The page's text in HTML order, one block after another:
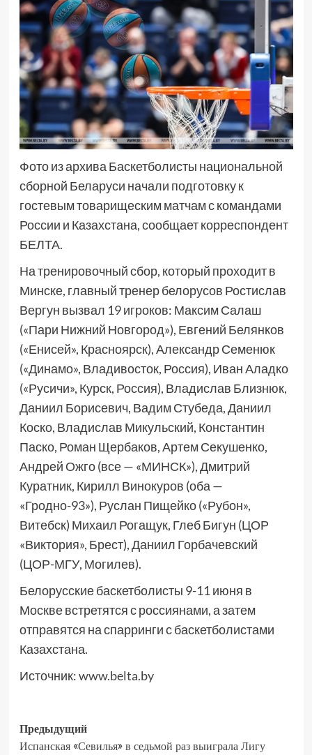
Фото из архива Баскетболисты национальной
сборной Беларуси начали подготовку к
гостевым товарищеским матчам с командами
России и Казахстана, сообщает корреспондент
БЕЛТА.
На тренировочный сбор, который проходит в
Минске, главный тренер белорусов Ростислав
Вергун вызвал 19 игроков: Максим Салаш
(«Пари Нижний Новгород»), Евгений Белянков
(«Енисей», Красноярск), Александр Семенюк
(«Динамо», Владивосток, Россия), Иван Аладко
(«Русичи», Курск, Россия), Владислав Близнюк,
Даниил Борисевич, Вадим Стубеда, Даниил
Коско, Владислав Микульский, Константин
Паско, Роман Щербаков, Артем Секушенко,
Андрей Ожго (все — «МИНСК»), Дмитрий
Куратник, Кирилл Винокуров (оба —
«Гродно-93»), Руслан Пищейко («Рубон»,
Витебск) Михаил Рогащук, Глеб Бигун (ЦОР
«Виктория», Брест), Даниил Горбачевский
(ЦОР-МГУ, Могилев).
Белорусские баскетболисты 9-11 июня в
Москве встретятся с россиянами, а затем
отправятся на спарринги с баскетболистами
Казахстана.
Источник:www.belta.by
Предыдущий
Испанская «Севилья» в седьмой раз выиграла Лигу